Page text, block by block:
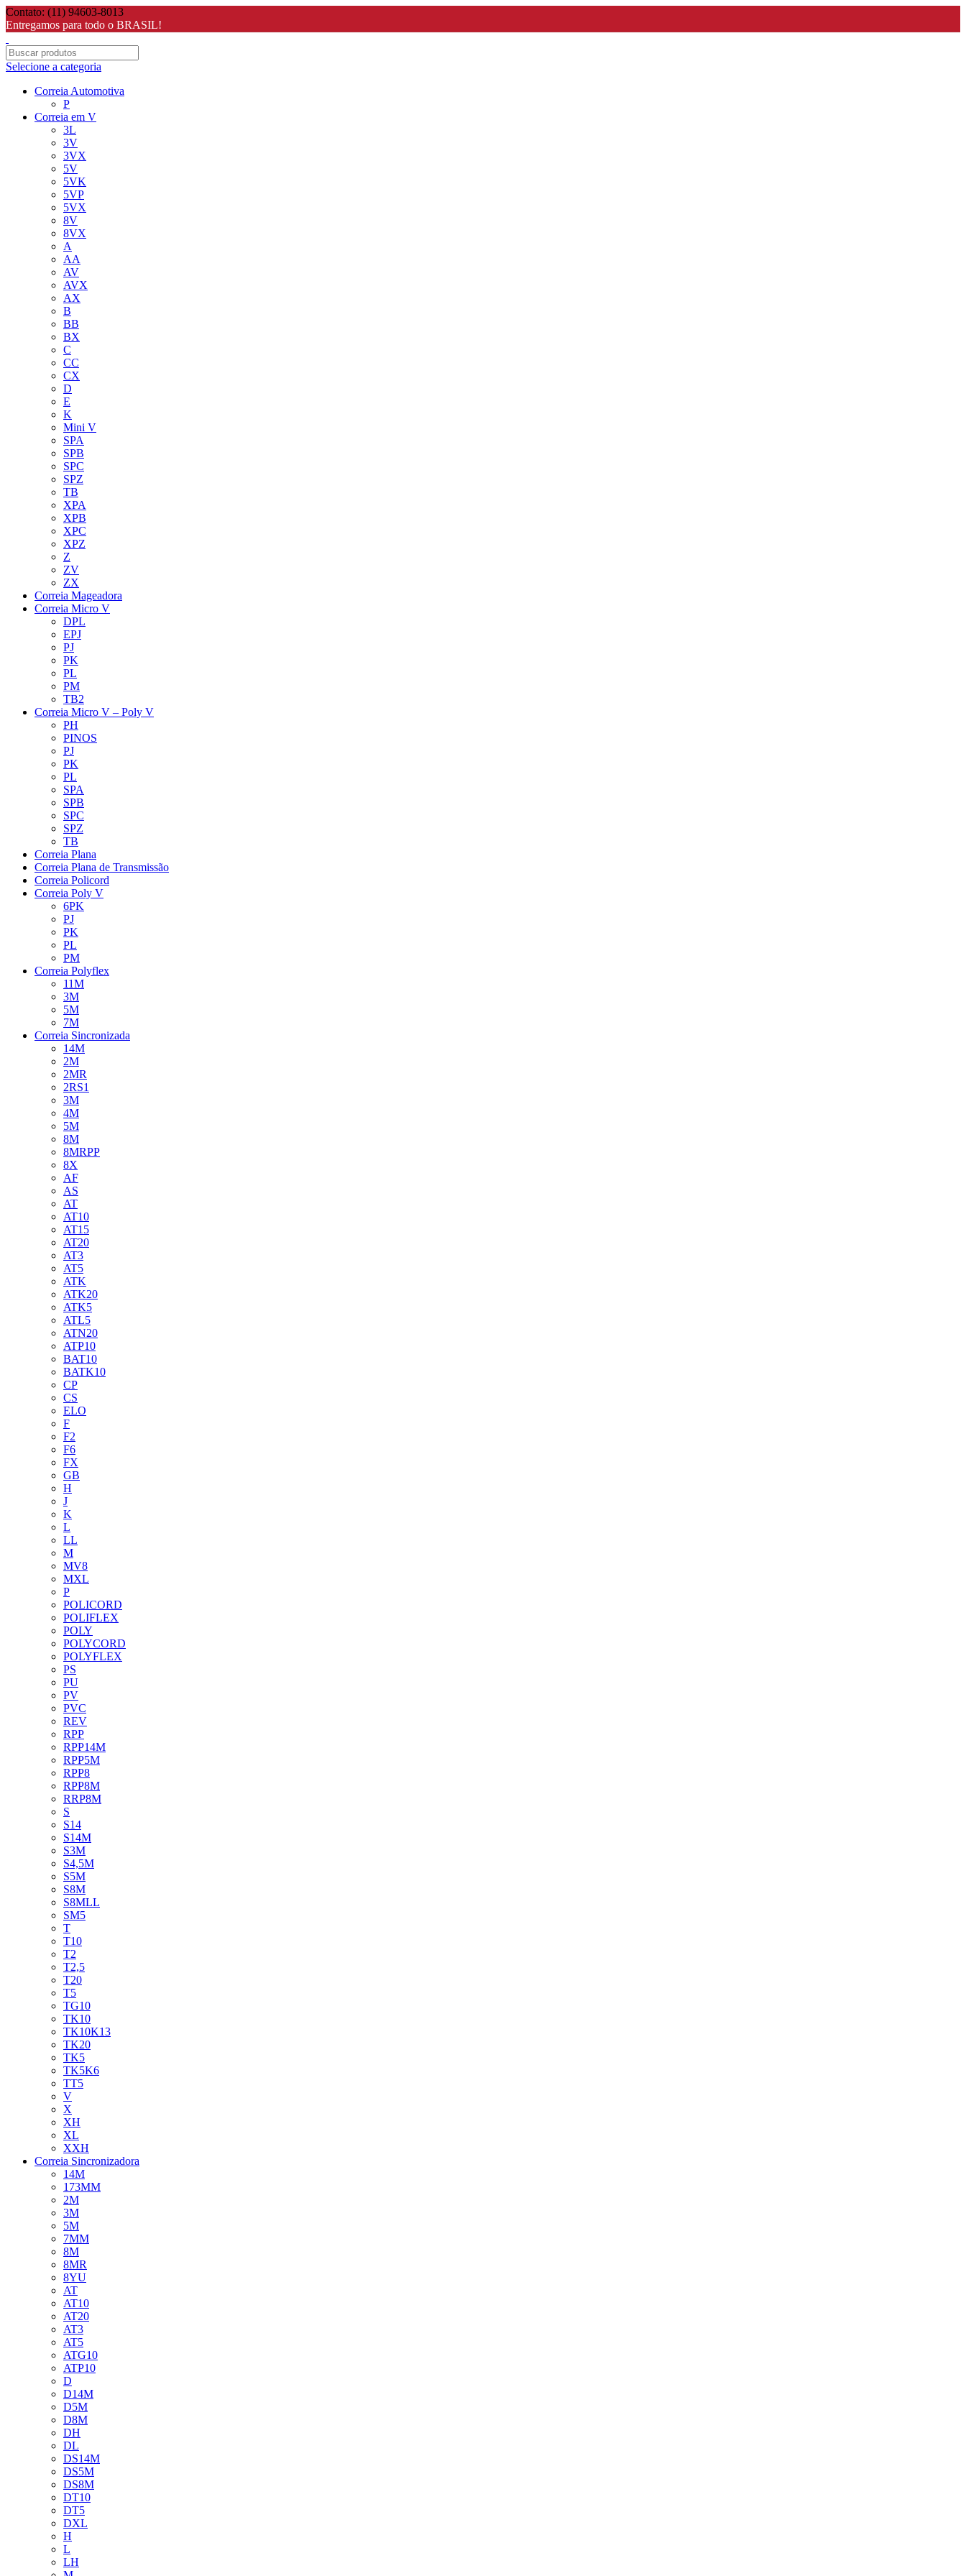
Contato: (11) 94603-8013
Entregamos para todo o BRASIL!
Selecione a categoria
Correia Automotiva
P
Correia em V
3L
3V
3VX
5V
5VK
5VP
5VX
8V
8VX
A
AA
AV
AVX
AX
B
BB
BX
C
CC
CX
D
E
K
Mini V
SPA
SPB
SPC
SPZ
TB
XPA
XPB
XPC
XPZ
Z
ZV
ZX
Correia Mageadora
Correia Micro V
DPL
EPJ
PJ
PK
PL
PM
TB2
Correia Micro V – Poly V
PH
PINOS
PJ
PK
PL
SPA
SPB
SPC
SPZ
TB
Correia Plana
Correia Plana de Transmissão
Correia Policord
Correia Poly V
6PK
PJ
PK
PL
PM
Correia Polyflex
11M
3M
5M
7M
Correia Sincronizada
14M
2M
2MR
2RS1
3M
4M
5M
8M
8MRPP
8X
AF
AS
AT
AT10
AT15
AT20
AT3
AT5
ATK
ATK20
ATK5
ATL5
ATN20
ATP10
BAT10
BATK10
CP
CS
ELO
F
F2
F6
FX
GB
H
J
K
L
LL
M
MV8
MXL
P
POLICORD
POLIFLEX
POLY
POLYCORD
POLYFLEX
PS
PU
PV
PVC
REV
RPP
RPP14M
RPP5M
RPP8
RPP8M
RRP8M
S
S14
S14M
S3M
S4,5M
S5M
S8M
S8MLL
SM5
T
T10
T2
T2,5
T20
T5
TG10
TK10
TK10K13
TK20
TK5
TK5K6
TT5
V
X
XH
XL
XXH
Correia Sincronizadora
14M
173MM
2M
3M
5M
7MM
8M
8MR
8YU
AT
AT10
AT20
AT3
AT5
ATG10
ATP10
D
D14M
D5M
D8M
DH
DL
DS14M
DS5M
DS8M
DT10
DT5
DXL
H
L
LH